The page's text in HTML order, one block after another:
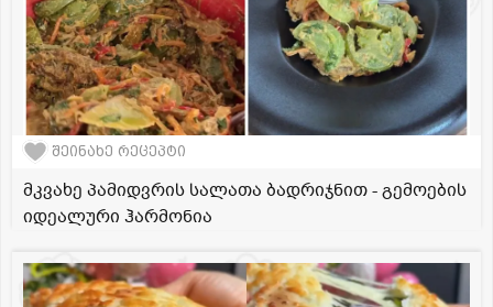
შეინახე რეცეპტი
მკვახე პამიდვრის სალათა ბადრიჯნით - გემოების
იდეალური ჰარმონია